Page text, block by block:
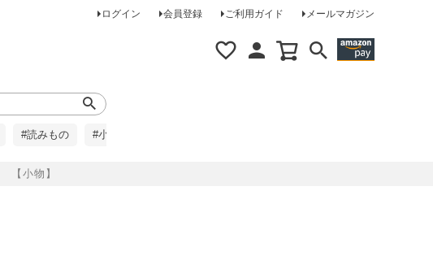
ログイン 会員登録 ご利用ガイド メールマガジン
【小物】
#読みもの #小柄な方に